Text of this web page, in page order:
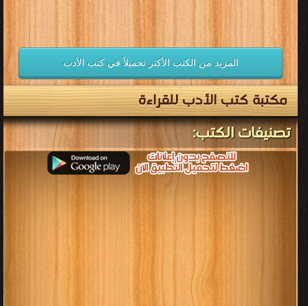
المزيد من الكتب الأكثر تحميلاً في كتب الأدب
مكتبة كتب الأدب للقراءة
تصنيفات الكتب: